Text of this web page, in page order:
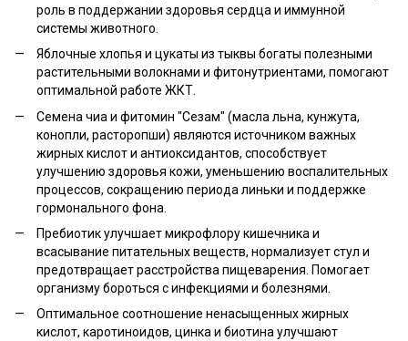
роль в поддержании здоровья сердца и иммунной
системы животного.
Яблочные хлопья и цукаты из тыквы богаты полезными
растительными волокнами и фитонутриентами, помогают
оптимальной работе ЖКТ.
Семена чиа и фитомин "Сезам" (масла льна, кунжута,
конопли, расторопши) являются источником важных
жирных кислот и антиоксидантов, способствует
улучшению здоровья кожи, уменьшению воспалительных
процессов, сокращению периода линьки и поддержке
гормонального фона.
Пребиотик улучшает микрофлору кишечника и
всасывание питательных веществ, нормализует стул и
предотвращает расстройства пищеварения. Помогает
организму бороться с инфекциями и болезнями.
Оптимальное соотношение ненасыщенных жирных
кислот, каротиноидов, цинка и биотина улучшают